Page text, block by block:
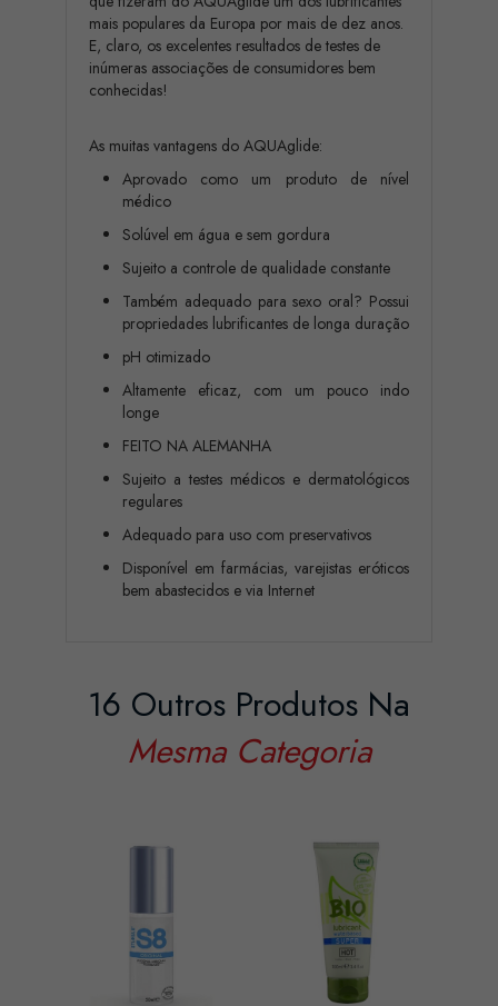
mais populares da Europa por mais de dez anos.
E, claro, os excelentes resultados de testes de
inúmeras associações de consumidores bem
conhecidas!
As muitas vantagens do AQUAglide:
Aprovado como um produto de nível
médico
Solúvel em água e sem gordura
Sujeito a controle de qualidade constante
Também adequado para sexo oral? Possui
propriedades lubrificantes de longa duração
pH otimizado
Altamente eficaz, com um pouco indo
longe
FEITO NA ALEMANHA
Sujeito a testes médicos e dermatológicos
regulares
Adequado para uso com preservativos
Disponível em farmácias, varejistas eróticos
bem abastecidos e via Internet
16 Outros Produtos Na
Mesma Categoria